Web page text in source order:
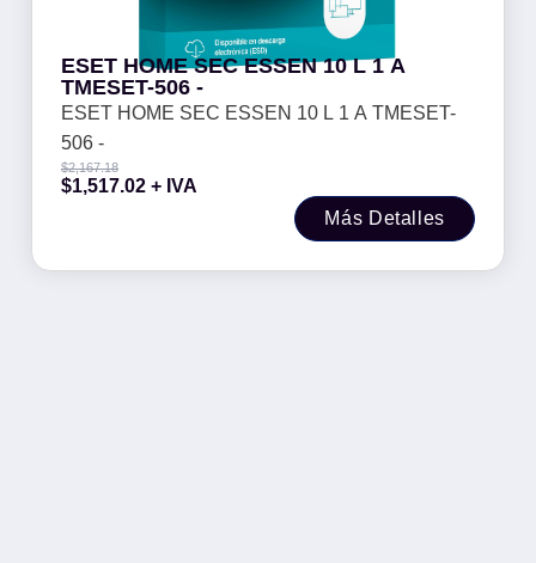
ESET HOME SEC ESSEN 10 L 1 A
TMESET-506 -
ESET HOME SEC ESSEN 10 L 1 A TMESET-
506 -
$2,167.18
$1,517.02 + IVA
Más Detalles